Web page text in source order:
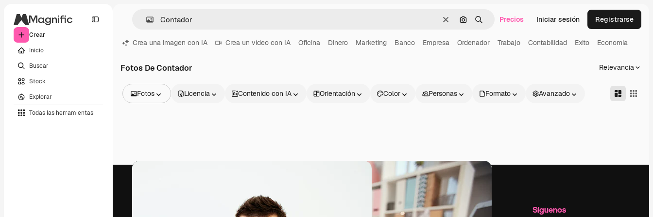
Crear
Inicio
Buscar
Stock
Explorar
Todas las herramientas
BorrarBuscar por imagen
BuscarPrecios Iniciar sesión Registrarse
Crea una imagen con IA Crea un vídeo con IA Oficina Dinero Marketing Banco Empresa Ordenador Trabajo Contabilidad Exito Economia
Fotos De Contador Relevancia
Fotos
Vídeos
Licencia Contenido con IA Orientación Color Personas Formato Avanzado
Información útil Empresa Síguenos